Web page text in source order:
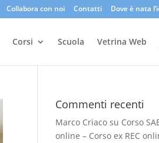
Collabora con noi Contatti Dove è nata
Corsi Scuola Vetrina Web
Commenti recenti
Marco Criaco su Corso
online – Corso ex REC